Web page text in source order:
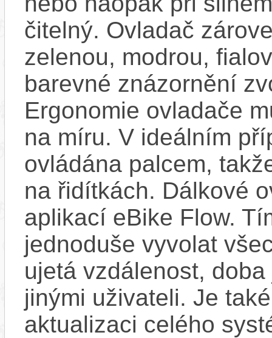
čitelný. Ovladač
zelenou, modrou,
barevné znázornění
Ergonomie ovladače
na míru. V ideálním
ovládána palcem,
na řidítkách. Dálkové
aplikací eBike Flow.
jednoduše vyvolat
ujetá vzdálenost,
jinými uživateli. Je
aktualizaci celého